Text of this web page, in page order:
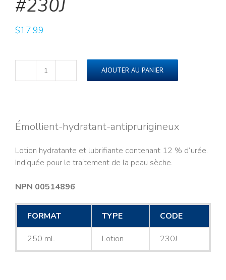
#230J
$17.99
quantité
Lotion
AJOUTER AU PANIER
Émollient-hydratant-antiprurigineux
Lotion hydratante et lubrifiante contenant 12 % d’urée.
Indiquée pour le traitement de la peau sèche.
NPN 00514896
FORMAT TYPE CODE
250 mL Lotion 230J